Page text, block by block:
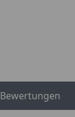
Bewertungen